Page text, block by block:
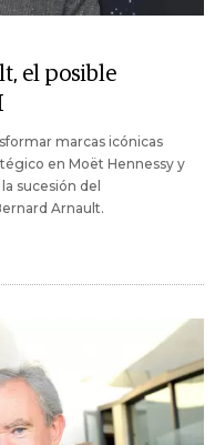
el posible
marcas icónicas
en Moët Hennessy y
sucesión del
Arnault.